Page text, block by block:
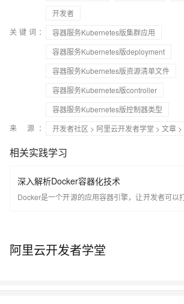
开发者
关键词：
容器服务Kubernetes版集群应用
容器服务Kubernetes版deployment
容器服务Kubernetes版资源清单文件
容器服务Kubernetes版controller
容器服务Kubernetes版控制器类型
来 源：
开发者社区 > 阿里云开发者学堂 > 文章
相关实践学习
深入解析Docker容器化技术
Docker是一个开源的应用容器引擎，让开发者可以
码时“在我的机器上可正常工作”的问题。运维人员
阿里云开发者学堂